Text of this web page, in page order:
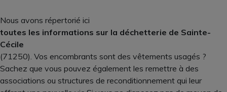
Nous avons répertorié ici
toutes les informations sur la déchetterie de Sainte-
Cécile
(71250). Vos encombrants sont des vêtements usagés ?
Sachez que vous pouvez également les remettre à des
associations ou structures de reconditionnement qui leur